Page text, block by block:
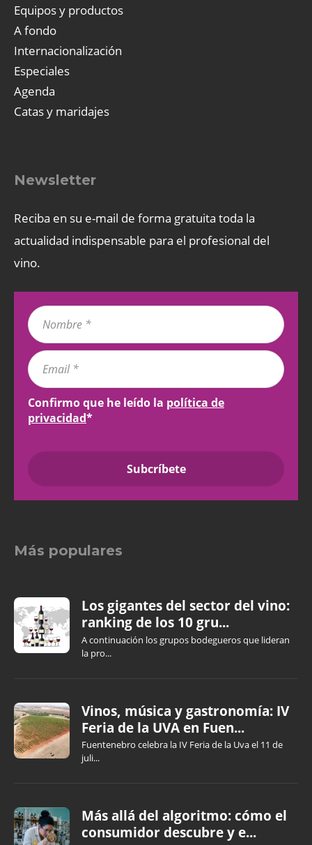
Equipos y productos
A fondo
Internacionalización
Especiales
Agenda
Catas y maridajes
Newsletter
Reciba en su e-mail de forma gratuita toda la
actualidad indispensable para el profesional del
vino.
Confirmo que he leído la política de
privacidad*
Más populares
Los gigantes del sector del vino:
ranking de los 10 gru...
A continuación los grupos bodegueros que lideran
la pro...
Vinos, música y gastronomía: IV
Feria de la UVA en Fuen...
Fuentenebro celebra la IV Feria de la Uva el 11 de
juli...
Más allá del algoritmo: cómo el
consumidor descubre y e...